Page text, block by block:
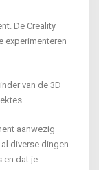
De Creality
experimenteren
van de 3D
aanwezig
diverse dingen
en dat je